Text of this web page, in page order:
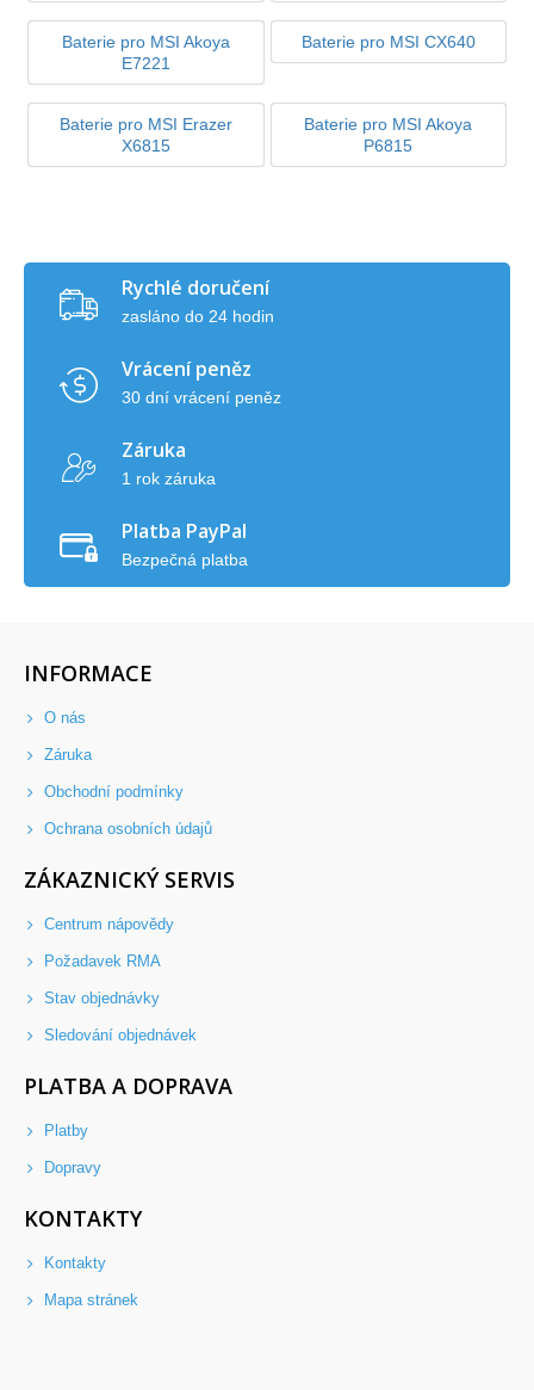
Baterie pro MSI Akoya
E7221
Baterie pro MSI CX640
Baterie pro MSI Erazer
X6815
Baterie pro MSI Akoya
P6815
Rychlé doručení
zasláno do 24 hodin
Vrácení peněz
30 dní vrácení peněz
Záruka
1 rok záruka
Platba PayPal
Bezpečná platba
INFORMACE
O nás
Záruka
Obchodní podmínky
Ochrana osobních údajů
ZÁKAZNICKÝ SERVIS
Centrum nápovědy
Požadavek RMA
Stav objednávky
Sledování objednávek
PLATBA A DOPRAVA
Platby
Dopravy
KONTAKTY
Kontakty
Mapa stránek